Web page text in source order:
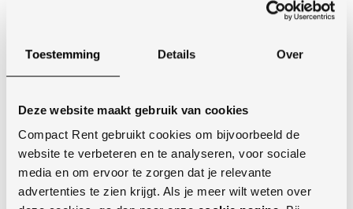
Toestemming Details Over
Deze website maakt gebruik van cookies
Compact Rent gebruikt cookies om bijvoorbeeld de
website te verbeteren en te analyseren, voor sociale
media en om ervoor te zorgen dat je relevante
advertenties te zien krijgt. Als je meer wilt weten over
Knijperbakken CW05 – CW 20